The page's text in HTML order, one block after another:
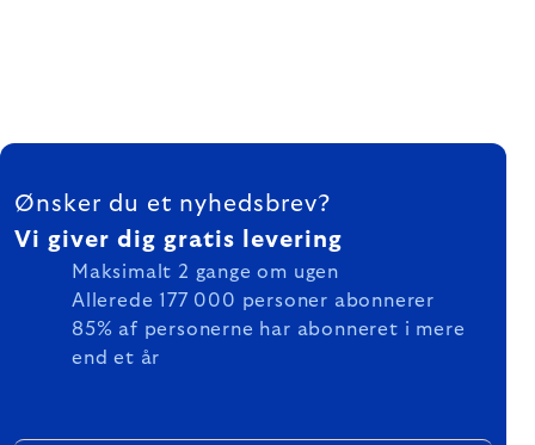
FOOTER
Ønsker du et nyhedsbrev?
Vi giver dig gratis levering
Maksimalt 2 gange om ugen
Allerede 177 000 personer abonnerer
85% af personerne har abonneret i mere
end et år